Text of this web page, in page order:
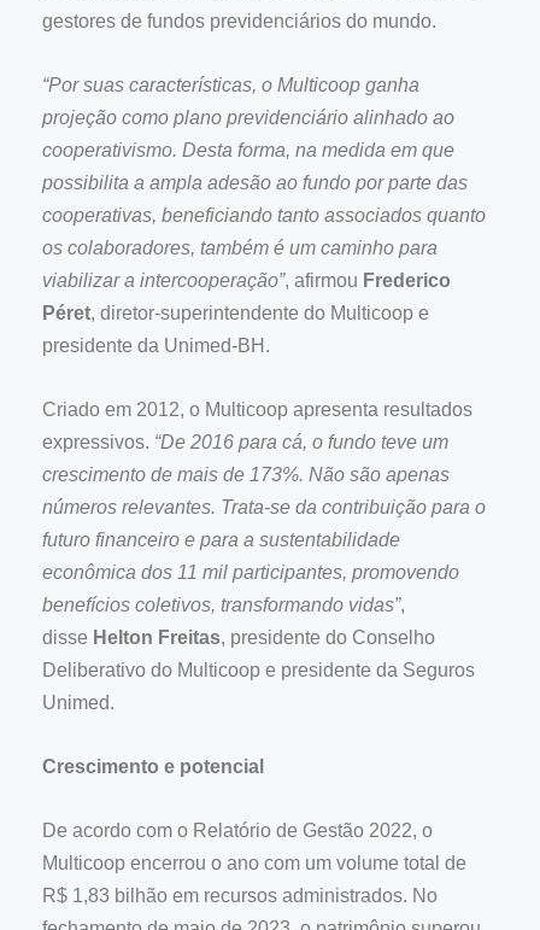
gestores de fundos previdenciários do mundo.
“Por suas características, o Multicoop ganha
projeção como plano previdenciário alinhado ao
cooperativismo. Desta forma, na medida em que
possibilita a ampla adesão ao fundo por parte das
cooperativas, beneficiando tanto associados quanto
os colaboradores, também é um caminho para
viabilizar a intercooperação”, afirmou Frederico
Péret, diretor-superintendente do Multicoop e
presidente da Unimed-BH.
Criado em 2012, o Multicoop apresenta resultados
expressivos. “De 2016 para cá, o fundo teve um
crescimento de mais de 173%. Não são apenas
números relevantes. Trata-se da contribuição para o
futuro financeiro e para a sustentabilidade
econômica dos 11 mil participantes, promovendo
benefícios coletivos, transformando vidas”,
disse Helton Freitas, presidente do Conselho
Deliberativo do Multicoop e presidente da Seguros
Unimed.
Crescimento e potencial
De acordo com o Relatório de Gestão 2022, o
Multicoop encerrou o ano com um volume total de
R$ 1,83 bilhão em recursos administrados. No